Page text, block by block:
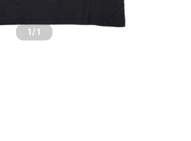
1 /1